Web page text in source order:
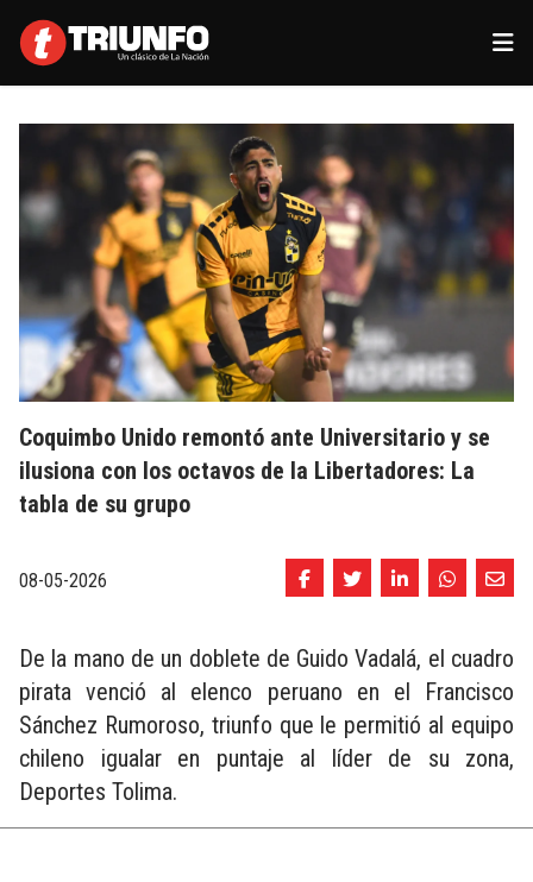
Coquimbo Unido remontó ante Universitario y se
ilusiona con los octavos de la Libertadores: La
tabla de su grupo
08-05-2026
De la mano de un doblete de Guido Vadalá, el cuadro
pirata venció al elenco peruano en el Francisco
Sánchez Rumoroso, triunfo que le permitió al equipo
chileno igualar en puntaje al líder de su zona,
Deportes Tolima.